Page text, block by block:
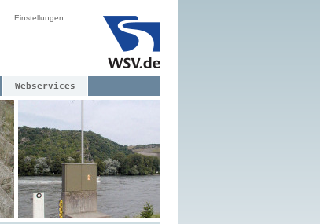
Einstellungen
Webservices